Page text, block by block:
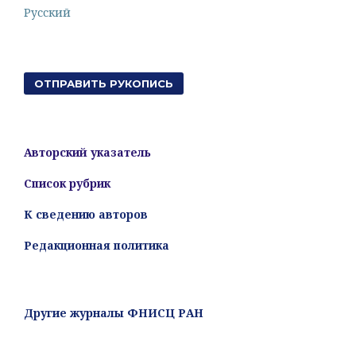
Русский
ОТПРАВИТЬ РУКОПИСЬ
Авторский указатель
Список рубрик
К сведению авторов
Редакционная политика
Другие журналы ФНИСЦ РАН